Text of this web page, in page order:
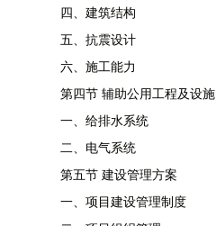
四、建筑结构
五、抗震设计
六、施工能力
第四节 辅助公用工程及设施
一、给排水系统
二、电气系统
第五节 建设管理方案
一、项目建设管理制度